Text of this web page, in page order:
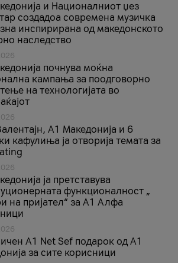
и Националниот џез
создадоа современа музичка
инспирирана од македонското
наследство
почнува моќна
кампања за поодговорно
на технологијата во
A1 Македонија и 6
кафулиња ја отворија темата за
ја претставува
функционалност „
на пријател“ за А1 Алфа
A1 Net Sеf подарок од А1
за сите корисници